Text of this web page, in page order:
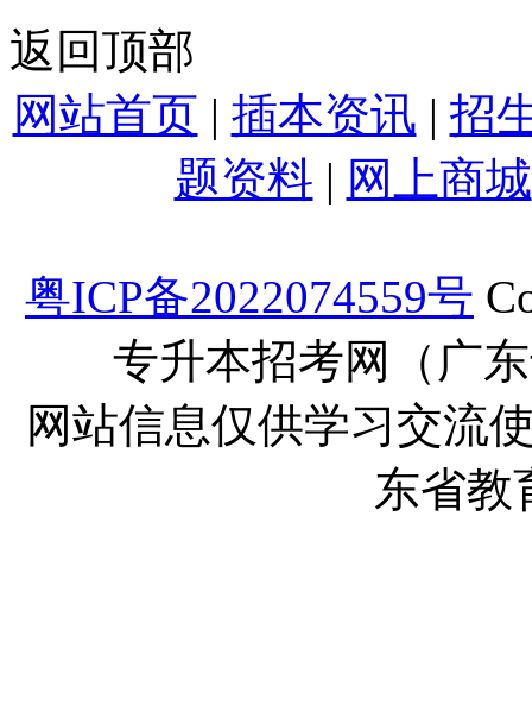
返回顶部
网站首页 | 插本资讯 | 招
题资料 | 网上商城
粤ICP备2022074559号
专升本招考网（广
网站信息仅供学习交流
东省教